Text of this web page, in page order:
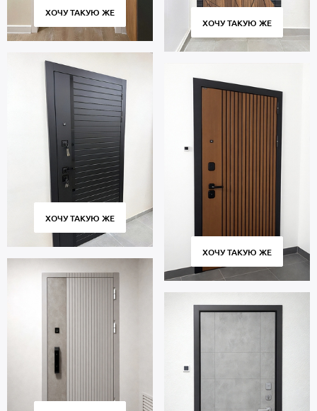
ХОЧУ ТАКУЮ ЖЕ
ХОЧУ ТАКУЮ ЖЕ
ХОЧУ ТАКУЮ ЖЕ
ХОЧУ ТАКУЮ ЖЕ